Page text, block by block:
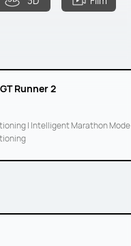
Runner 2
| Intelligent Marathon Mode